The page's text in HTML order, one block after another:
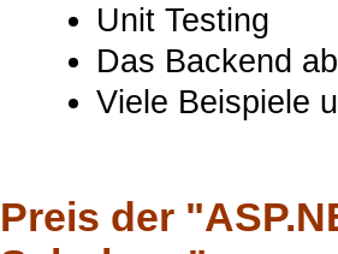
Unit Testing
Das Backend
Viele Beispiele
Preis der